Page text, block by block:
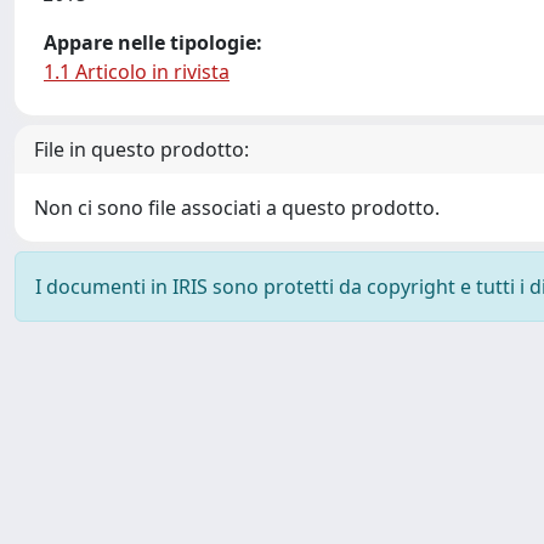
Appare nelle tipologie:
1.1 Articolo in rivista
File in questo prodotto:
Non ci sono file associati a questo prodotto.
I documenti in IRIS sono protetti da copyright e tutti i